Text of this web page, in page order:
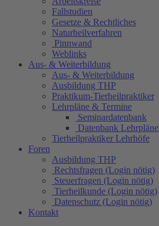
Fallstudien
Gesetze & Rechtliches
Naturheilverfahren
Pinnwand
Weblinks
Aus- & Weiterbildung
Aus- & Weiterbildung
Ausbildung THP
Praktikum-Tierheilpraktiker
Lehrpläne & Termine
Seminardatenbank
Datenbank Lehrpläne
Tierheilpraktiker Lehrhöfe
Foren
Ausbildung THP
Rechtsfragen (Login nötig)
Steuerfragen (Login nötig)
Tierheilkunde (Login nötig)
Datenschutz (Login nötig)
Kontakt